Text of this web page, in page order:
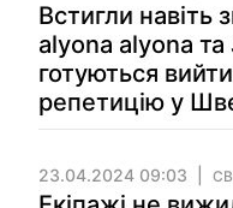
Встигли навіть
alyona alyona
готуються
репетицію у
23.04.2024 09:03